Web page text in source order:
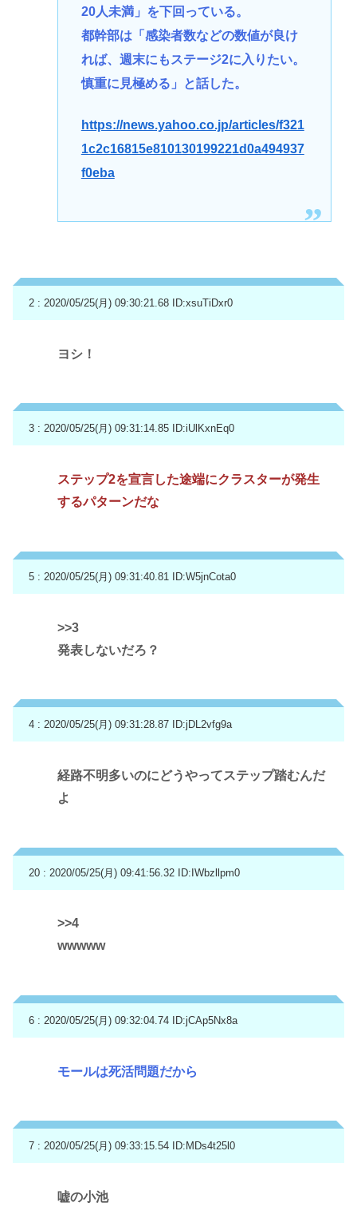
20人未満」を下回っている。
都幹部は「感染者数などの数値が良け
れば、週末にもステージ2に入りたい。
慎重に見極める」と話した。
https://news.yahoo.co.jp/articles/f321
1c2c16815e810130199221d0a494937
f0eba
2 : 2020/05/25(月) 09:30:21.68 ID:xsuTiDxr0
ヨシ！
3 : 2020/05/25(月) 09:31:14.85 ID:iUlKxnEq0
ステップ2を宣言した途端にクラスターが発生
するパターンだな
5 : 2020/05/25(月) 09:31:40.81 ID:W5jnCota0
>>3
発表しないだろ？
4 : 2020/05/25(月) 09:31:28.87 ID:jDL2vfg9a
経路不明多いのにどうやってステップ踏むんだ
よ
20 : 2020/05/25(月) 09:41:56.32 ID:IWbzllpm0
>>4
wwwww
6 : 2020/05/25(月) 09:32:04.74 ID:jCAp5Nx8a
モールは死活問題だから
7 : 2020/05/25(月) 09:33:15.54 ID:MDs4t25l0
嘘の小池